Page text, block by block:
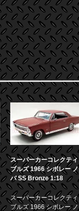
スーパーカーコレクティ
ブルズ 1966 シボレー ノ
バ SS Bronze 1:18
スーパーカーコレクティ
ブルズ 1966 シボレー ノ